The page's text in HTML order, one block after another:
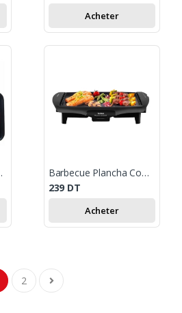
Acheter
Barbecue Plancha Compact Tefal
239 DT
Acheter
2